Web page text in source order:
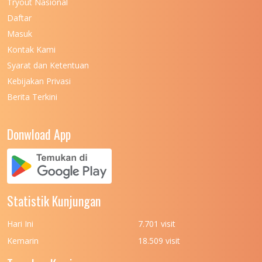
UNIVERSITAS NEGERI MANADO
UNIVERSITAS NEGERI MEDAN
UNIVERSITAS NEGERI PADANG
UNIVERSITAS NUSA CENDANA
UNIVERSITAS PADJADJARAN
UNIVERSITAS PATTIMURA
(UPN) VETERAN JAKARTA
Daftar
Masuk
Kontak Kami
Syarat dan Ketentuan
Kebijakan Privasi
Berita Terkini
Donwload App
Statistik Kunjungan
Hari Ini
7.701 visit
Kemarin
18.509 visit